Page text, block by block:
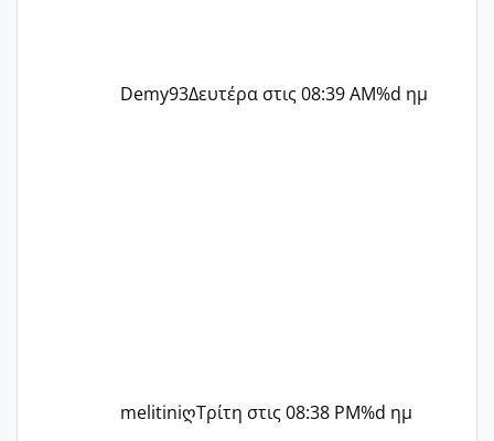
Demy93Δευτέρα στις 08:39 AM%d ημ
melitiniღΤρίτη στις 08:38 PM%d ημ